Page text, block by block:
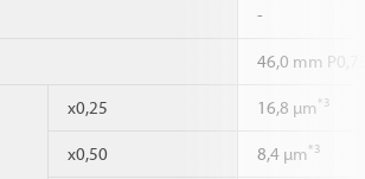
-
46,0 mm
x0,25 16,8 µm *3
x0,50 8,4 µm*3